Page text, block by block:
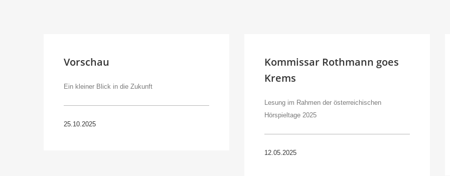
Vorschau
Ein kleiner Blick in die Zukunft
25.10.2025
Kommissar Rothmann goes
Krems
Lesung im Rahmen der österreichischen
Hörspieltage 2025
12.05.2025